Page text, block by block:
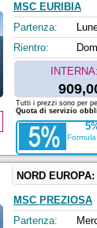
MSC EURIBIA
Partenza:
Rientro:
INTERNA:
Tutti i prezzi sono per
Quota di servizio
NORD EUROPA:
MSC PREZIOSA
Partenza: